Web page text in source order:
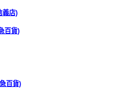
義店)
百貨)
百貨)